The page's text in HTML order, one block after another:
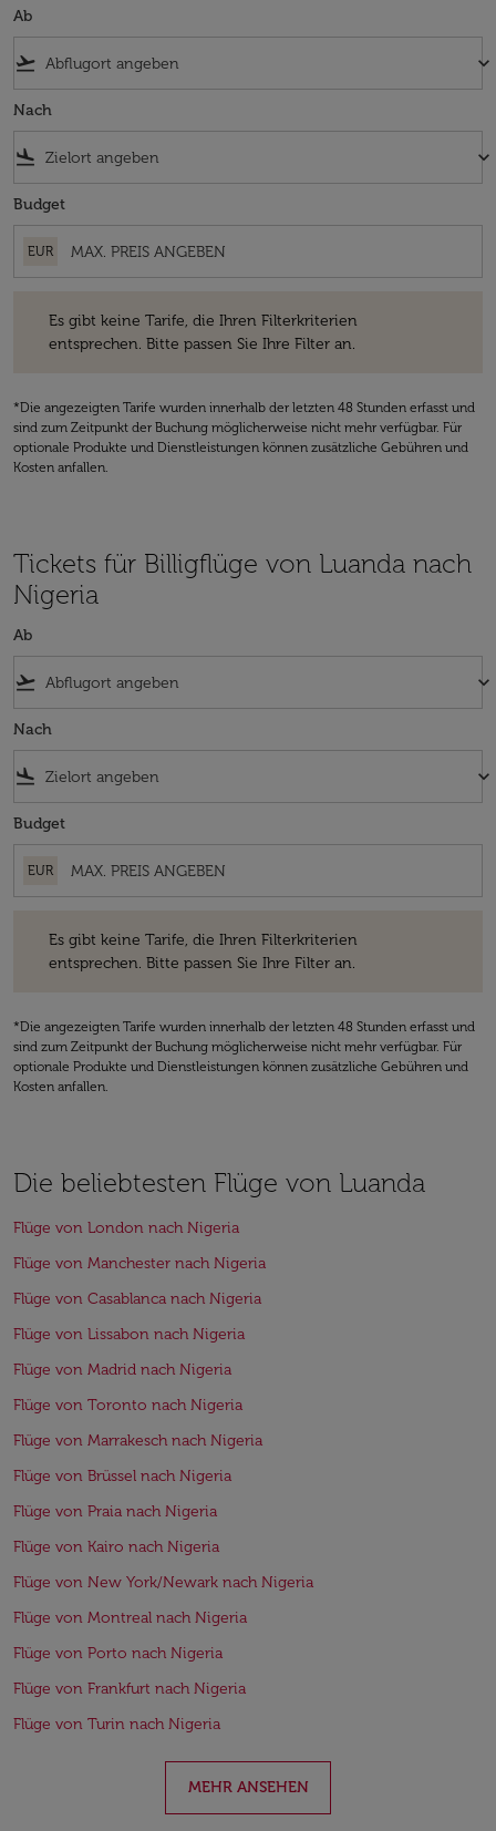
Ab
flight_takeoff keyboard_arrow_down
Nach
flight_land keyboard_arrow_down
Budget
EUR
Es gibt keine Tarife, die Ihren Filterkriterien
entsprechen. Bitte passen Sie Ihre Filter an.
*Die angezeigten Tarife wurden innerhalb der letzten 48 Stunden erfasst und
sind zum Zeitpunkt der Buchung möglicherweise nicht mehr verfügbar. Für
optionale Produkte und Dienstleistungen können zusätzliche Gebühren und
Kosten anfallen.
Tickets für Billigflüge von Luanda nach
Nigeria
Ab
flight_takeoff keyboard_arrow_down
Nach
flight_land keyboard_arrow_down
Budget
EUR
Es gibt keine Tarife, die Ihren Filterkriterien
entsprechen. Bitte passen Sie Ihre Filter an.
*Die angezeigten Tarife wurden innerhalb der letzten 48 Stunden erfasst und
sind zum Zeitpunkt der Buchung möglicherweise nicht mehr verfügbar. Für
optionale Produkte und Dienstleistungen können zusätzliche Gebühren und
Kosten anfallen.
Die beliebtesten Flüge von Luanda
Flüge von London nach Nigeria
Flüge von Manchester nach Nigeria
Flüge von Casablanca nach Nigeria
Flüge von Lissabon nach Nigeria
Flüge von Madrid nach Nigeria
Flüge von Toronto nach Nigeria
Flüge von Marrakesch nach Nigeria
Flüge von Brüssel nach Nigeria
Flüge von Praia nach Nigeria
Flüge von Kairo nach Nigeria
Flüge von New York/Newark nach Nigeria
Flüge von Montreal nach Nigeria
Flüge von Porto nach Nigeria
Flüge von Frankfurt nach Nigeria
Flüge von Turin nach Nigeria
MEHR ANSEHEN